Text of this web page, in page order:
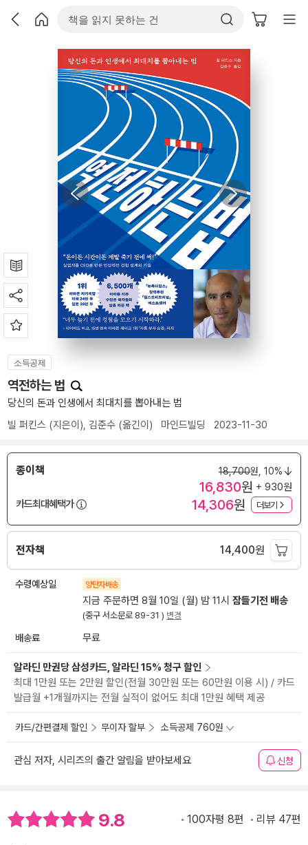
소득공제
역전하는 법
당신의 돈과 인생에서 최대치를 뽑아내는 법
빌 퍼킨스 (지은이), 김준수 (옮긴이) 마인드빌딩 2023-11-30
종이책 18,700원, 10%
16,830원 + 930원
카드최대혜택가
14,306원 더보기
전자책 14,400원
수령예상일 양탄자배송
지금 주문하면 8월 10일 (월) 밤 11시 잠들기전 배송
(중구 서소문로 89-31 ) 변경
배송료 무료
알라딘 만권당 삼성카드, 알라딘 15% 청구 할인
최대 1만원 또는 2만원 할인(전월 30만원 또는 60만원 이용 시) / 카드
발급월 +1개월까지는 전월 실적이 없어도 최대 1만원 혜택 제공
카드/간편결제 할인 무이자 할부 소득공제 760원
관심 저자, 시리즈의 출간 알림을 받아보세요 신청
9.8 100자평 8편 리뷰 47편